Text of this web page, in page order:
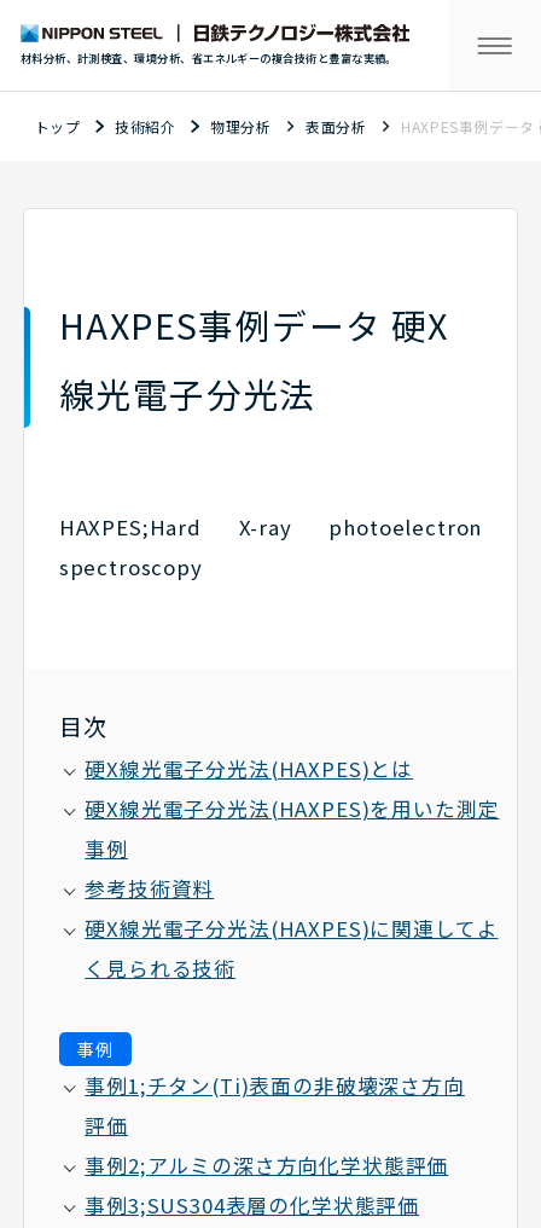
材料分析、計測検査、環境分析、省エネルギーの複合技術と豊富な実績。
トップ 技術紹介 物理分析 表面分析 HAXPES事例デー
HAXPES事例データ 硬X
線光電子分光法
HAXPES;Hard X-ray photoelectron
spectroscopy
目次
硬X線光電子分光法(HAXPES)とは
硬X線光電子分光法(HAXPES)を用いた測定
事例
参考技術資料
硬X線光電子分光法(HAXPES)に関連してよ
く見られる技術
事例
事例1;チタン(Ti)表面の非破壊深さ方向
評価
事例2;アルミの深さ方向化学状態評価
事例3;SUS304表層の化学状態評価